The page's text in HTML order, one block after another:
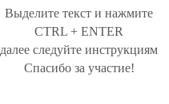
Выделите текст и нажмите
CTRL + ENTER
далее следуйте инструкциям
Спасибо за участие!